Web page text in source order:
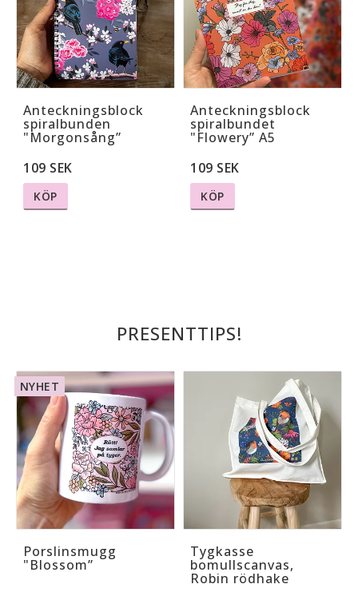
Anteckningsblock
spiralbunden
"Morgonsång”
109 SEK
KÖP
Anteckningsblock
spiralbundet
"Flowery” A5
109 SEK
KÖP
PRESENTTIPS!
NYHET
Porslinsmugg
"Blossom”
Tygkasse
bomullscanvas,
Robin rödhake